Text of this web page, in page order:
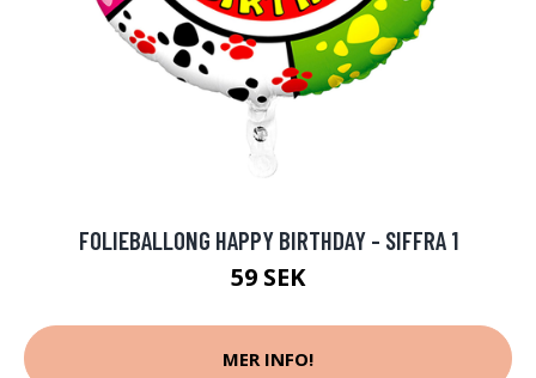
FOLIEBALLONG HAPPY BIRTHDAY - SIFFRA 1
59 SEK
MER INFO!